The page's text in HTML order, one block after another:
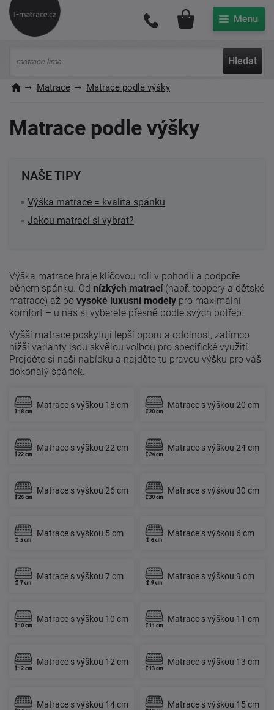
Hledat
Můj účet
Matrace Matrace podle výšky
Matrace podle výšky
NAŠE TIPY
Výška matrace = kvalita spánku
Jakou matraci si vybrat?
Výška matrace hraje klíčovou roli v pohodlí a podpoře
během spánku. Od nízkých matrací(např. toppery a dětské
matrace) až po vysoké luxusní modely pro maximální
komfort – u nás si vyberete přesně podle svých potřeb.
Vyšší matrace poskytují lepší oporu a odolnost, zatímco
nižší varianty jsou skvělou volbou pro specifické využití.
Projděte si naši nabídku a najděte tu pravou výšku pro váš
dokonalý spánek.
Matrace s výškou 18 cm Matrace s výškou 20 cm
Matrace s výškou 22 cm Matrace s výškou 24 cm
Matrace s výškou 26 cm Matrace s výškou 30 cm
Matrace s výškou 5 cm Matrace s výškou 6 cm
Matrace s výškou 7 cm Matrace s výškou 9 cm
Matrace s výškou 10 cm Matrace s výškou 11 cm
Matrace s výškou 12 cm Matrace s výškou 13 cm
Matrace s výškou 14 cm Matrace s výškou 15 cm